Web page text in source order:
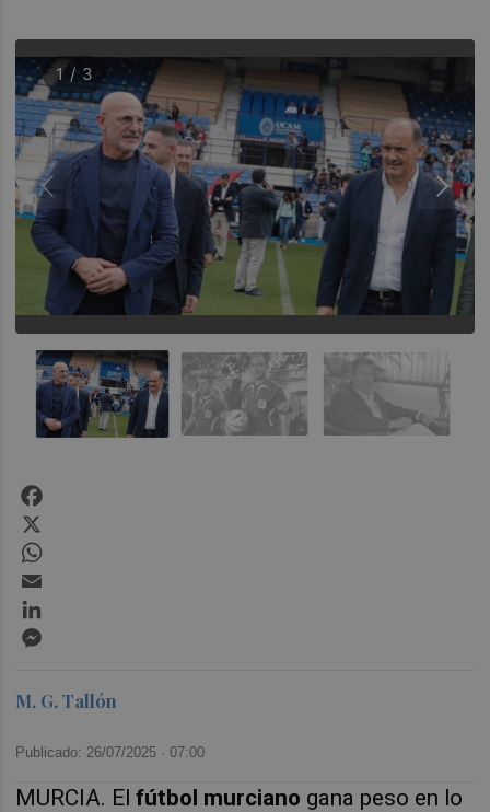
1 / 3
M. G. Tallón
Publicado: 26/07/2025 ·07:00
MURCIA. Elfútbol murciano gana peso en lo